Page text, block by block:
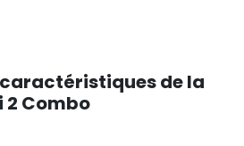
de la
2 Combo